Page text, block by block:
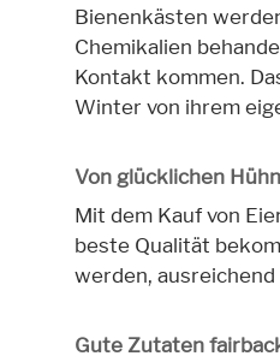
Bienenkästen
Chemikalien
Kontakt kommen.
Winter von ihrem
Von glücklichen
Mit dem Kauf von
beste Qualität
werden,
Gute Zutaten